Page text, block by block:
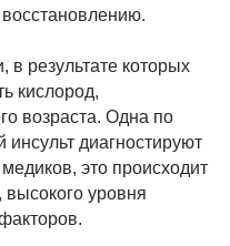
результате которых
кислород,
возраста. Одна по
инсульт диагностируют
это происходит
высокого уровня